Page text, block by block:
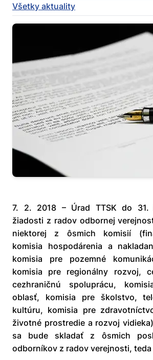
Všetky aktuality
7. 2. 2018 – Úrad TTSK do 31.
žiadosti z radov odbornej
niektorej z ôsmich komisií
komisia hospodárenia a
komisia pre pozemné
komisia pre regionálny rozvoj,
cezhraničnú spoluprácu,
oblasť, komisia pre školstvo,
kultúru, komisia pre
životné prostredie a rozvoj
sa bude skladať z ôsmich
odborníkov z radov verejnosti,